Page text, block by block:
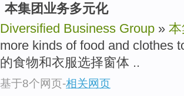
本集团业务多元化
Diversified Business Group »
more kinds of food and clothes
的食物和衣服选择窗体 ..
基于8个网页-相关网页